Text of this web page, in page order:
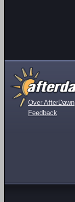
Over AfterDawn
Feedback